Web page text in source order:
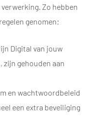
Zo hebben
genomen;
Digital van jouw
zijn gehouden aan
en wachtwoordbeleid
een extra beveiliging